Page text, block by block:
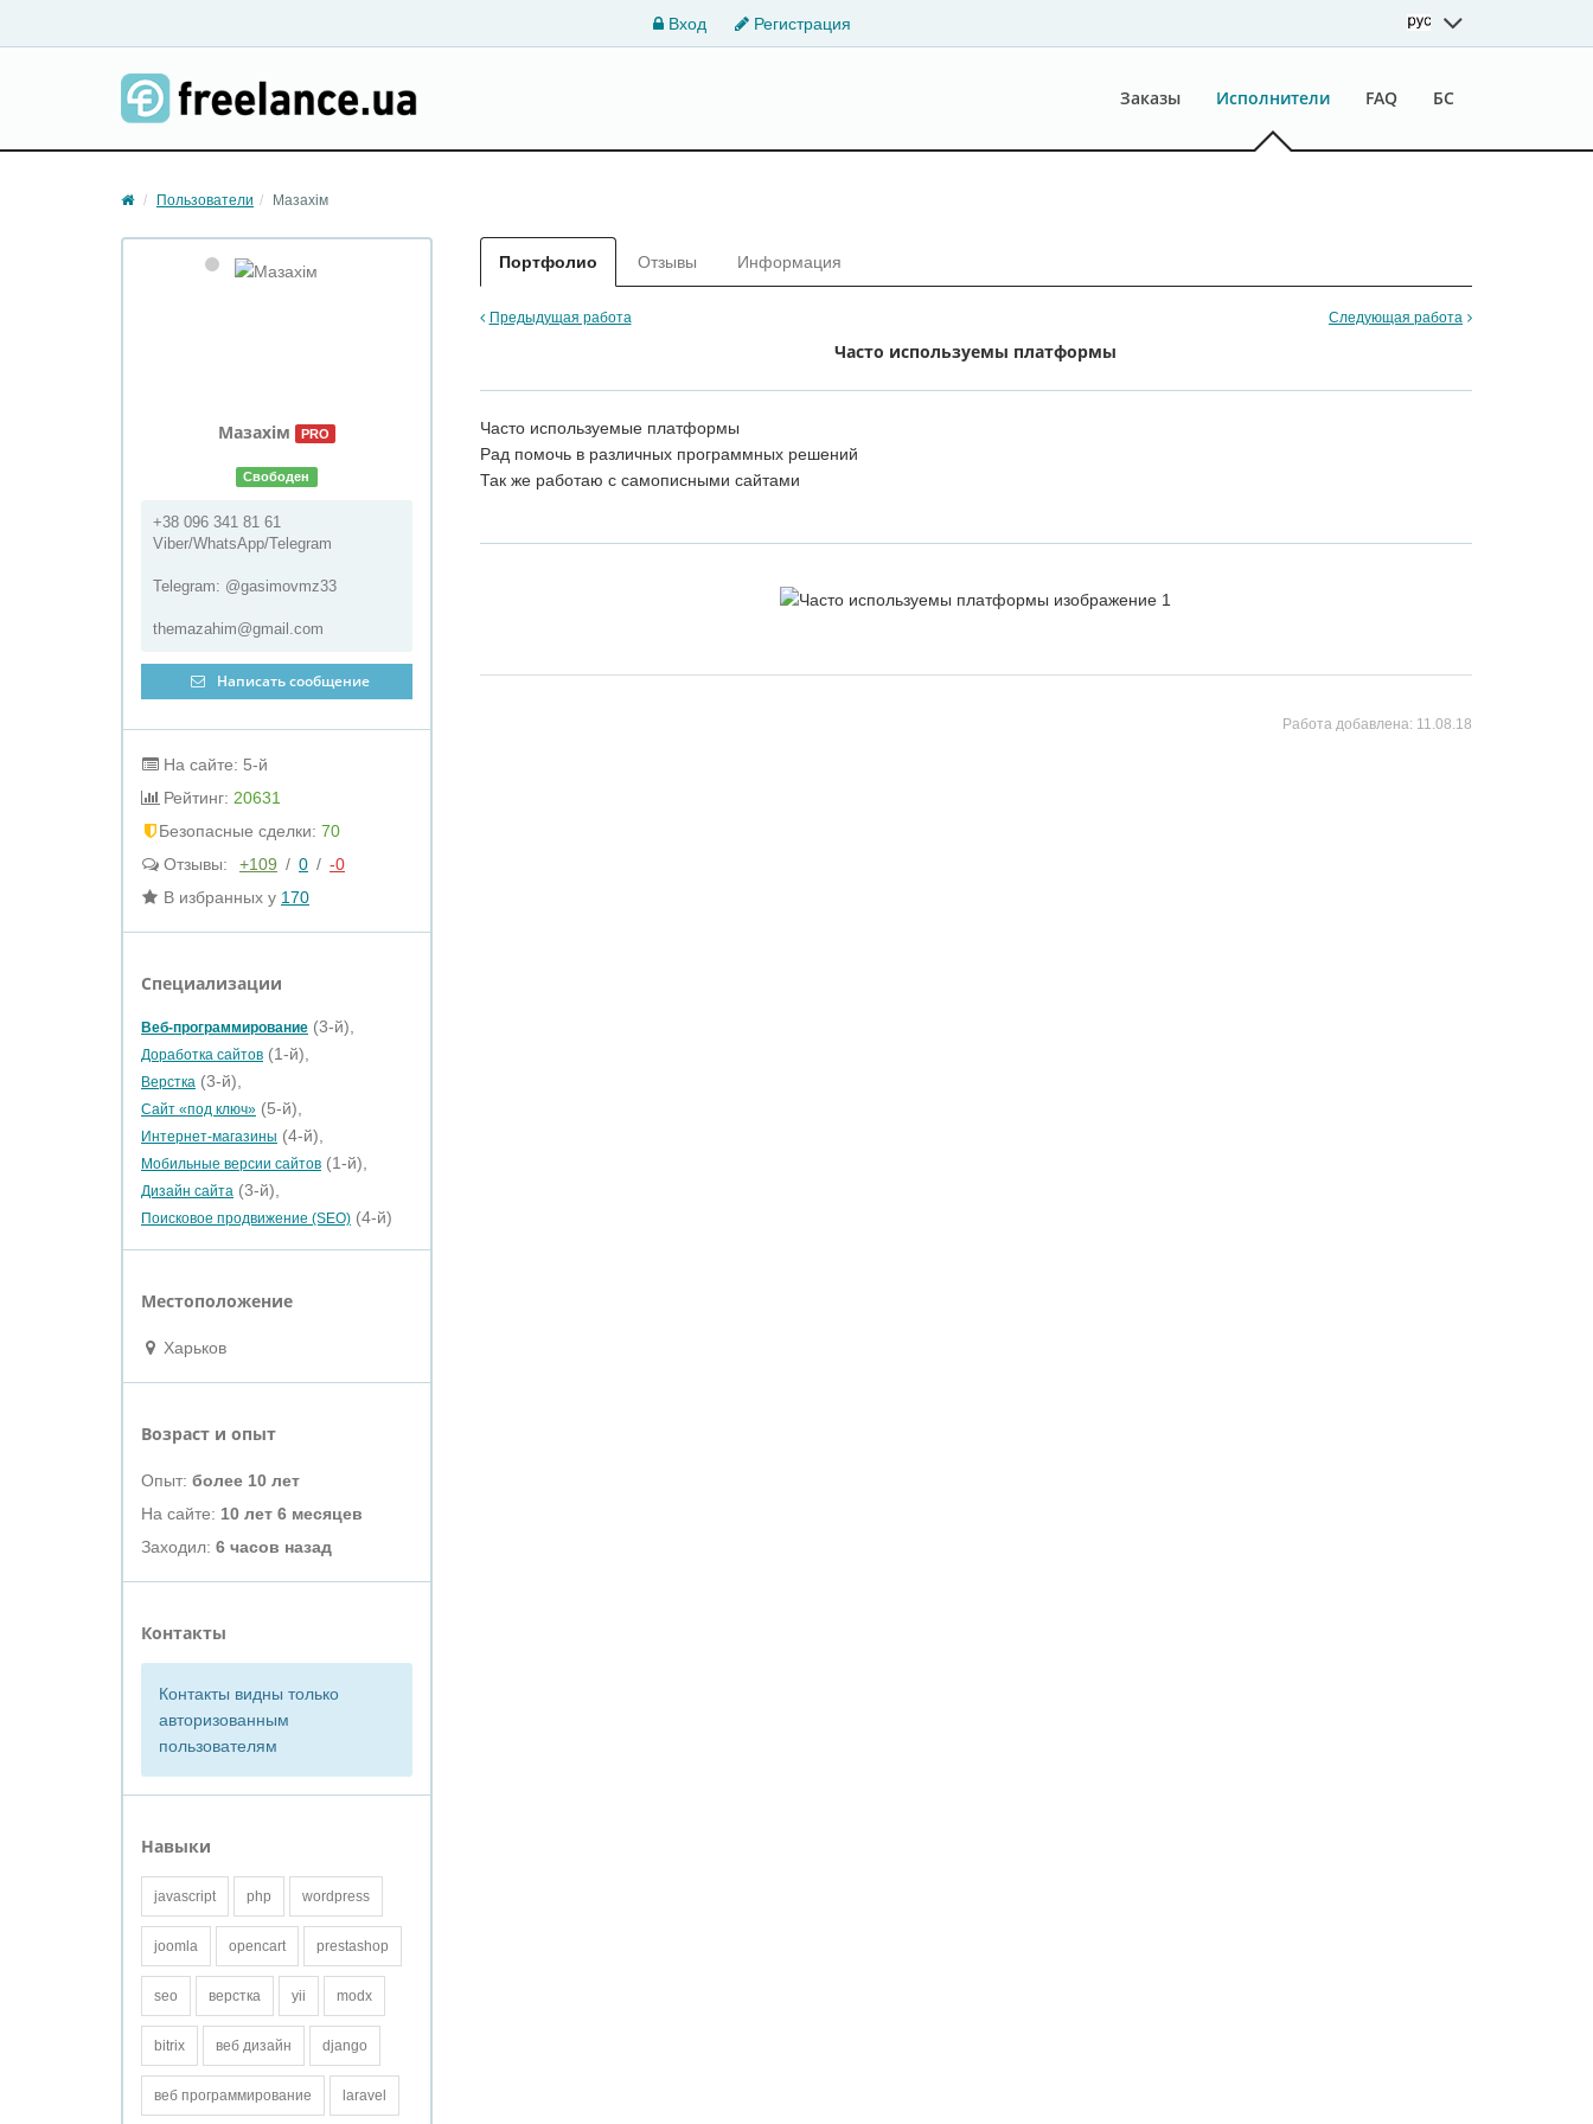
Вход Регистрация
Заказы Исполнители FAQ БС
Пользователи Мазахім
Мазахім PRO
Свободен
+38 096 341 81 61
Viber/WhatsApp/Telegram
Telegram: @gasimovmz33
themazahim@gmail.com
Написать сообщение
На сайте: 5-й
Рейтинг: 20631
Бeзопасные сделки: 70
Отзывы:
+109 / 0 / -0
В избранных у 170
Специализации
Веб-программирование (3-й),
Доработка сайтов (1-й),
Верстка (3-й),
Сайт «под ключ» (5-й),
Интернет-магазины (4-й),
Мобильные версии сайтов (1-й),
Дизайн сайта (3-й),
Поисковое продвижение (SEO) (4-й)
Местоположение
Харьков
Возраст и опыт
Опыт: более 10 лет
На сайте: 10 лет 6 месяцев
Заходил: 6 часов назад
Контакты
Контакты видны только
авторизованным
пользователям
Навыки
javascript php wordpress
joomla opencart prestashop
seo верстка yii modx
bitrix веб дизайн django
веб программирование laravel
Портфолио Отзывы Информация
Предыдущая работа Следующая работа
Часто используемы платформы
Часто используемые платформы
Рад помочь в различных программных решений
Так же работаю с самописными сайтами
Работа добавлена: 11.08.18